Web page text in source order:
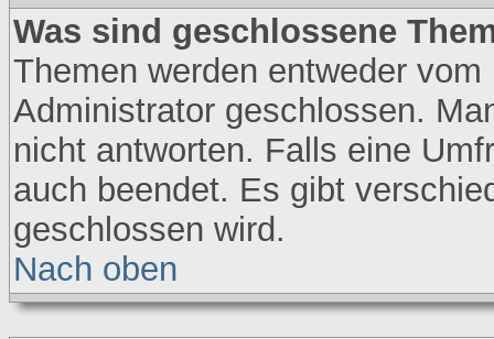
Was sind geschlossene
Themen werden entweder
Administrator geschlossen.
nicht antworten. Falls eine
auch beendet. Es gibt
geschlossen wird.
Nach oben